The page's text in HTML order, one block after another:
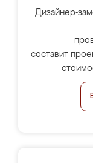
Дизайнер-
составит